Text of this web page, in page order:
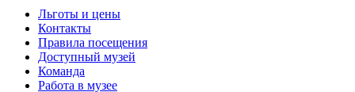
Льготы и цены
Контакты
Правила посещения
Доступный музей
Команда
Работа в музее